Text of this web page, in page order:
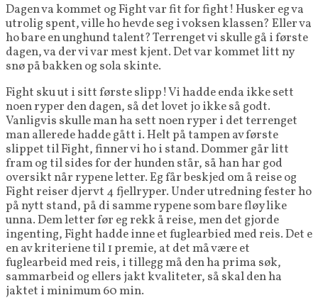
Dagen va kommet og Fight var fit for fight! Husker eg va
utrolig spent, ville ho hevde seg i voksen klassen? Eller va
ho bare en unghund talent? Terrenget vi skulle gå i første
dagen, va der vi var mest kjent. Det var kommet litt ny
snø på bakken og sola skinte.
Fight sku ut i sitt første slipp! Vi hadde enda ikke sett
noen ryper den dagen, så det lovet jo ikke så godt.
Vanligvis skulle man ha sett noen ryper i det terrenget
man allerede hadde gått i. Helt på tampen av første
slippet til Fight, finner vi ho i stand. Dommer går litt
fram og til sides for der hunden står, så han har god
oversikt når rypene letter. Eg får beskjed om å reise og
Fight reiser djervt 4 fjellryper. Under utredning fester ho
på nytt stand, på di samme rypene som bare fløy like
unna. Dem letter før eg rekk å reise, men det gjorde
ingenting, Fight hadde inne et fuglearbied med reis. Det e
en av kriteriene til 1 premie, at det må være et
fuglearbeid med reis, i tillegg må den ha prima søk,
sammarbeid og ellers jakt kvaliteter, så skal den ha
jaktet i minimum 60 min.